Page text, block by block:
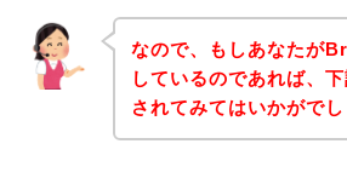
なので、もしあなたが
しているのであれば、
されてみてはいかがでし